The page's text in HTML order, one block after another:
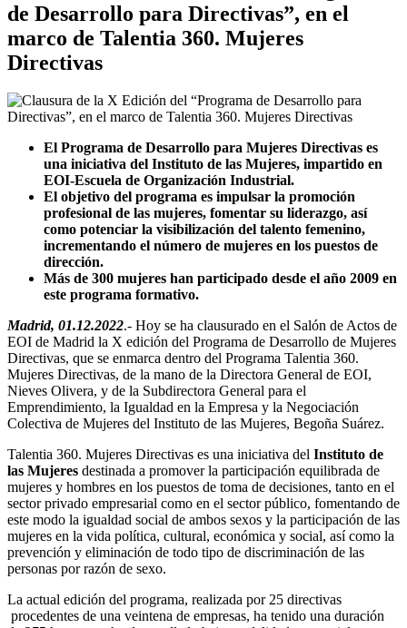
de Desarrollo para Directivas”, en el
marco de Talentia 360. Mujeres
Directivas
El Programa de Desarrollo para Mujeres Directivas es
una iniciativa del Instituto de las Mujeres, impartido en
EOI-Escuela de Organización Industrial.
El objetivo del programa es impulsar la promoción
profesional de las mujeres, fomentar su liderazgo, así
como potenciar la visibilización del talento femenino,
incrementando el número de mujeres en los puestos de
dirección.
Más de 300 mujeres han participado desde el año 2009 en
este programa formativo.
Madrid, 01.12.2022.- Hoy se ha clausurado en el Salón de Actos de
EOI de Madrid la X edición del Programa de Desarrollo de Mujeres
Directivas, que se enmarca dentro del Programa Talentia 360.
Mujeres Directivas, de la mano de la Directora General de EOI,
Nieves Olivera, y de la Subdirectora General para el
Emprendimiento, la Igualdad en la Empresa y la Negociación
Colectiva de Mujeres del Instituto de las Mujeres, Begoña Suárez.
Talentia 360. Mujeres Directivas es una iniciativa del Instituto de
las Mujeres destinada a promover la participación equilibrada de
mujeres y hombres en los puestos de toma de decisiones, tanto en el
sector privado empresarial como en el sector público, fomentando de
este modo la igualdad social de ambos sexos y la participación de las
mujeres en la vida política, cultural, económica y social, así como la
prevención y eliminación de todo tipo de discriminación de las
personas por razón de sexo.
La actual edición del programa, realizada por 25 directivas
procedentes de una veintena de empresas, ha tenido una duración